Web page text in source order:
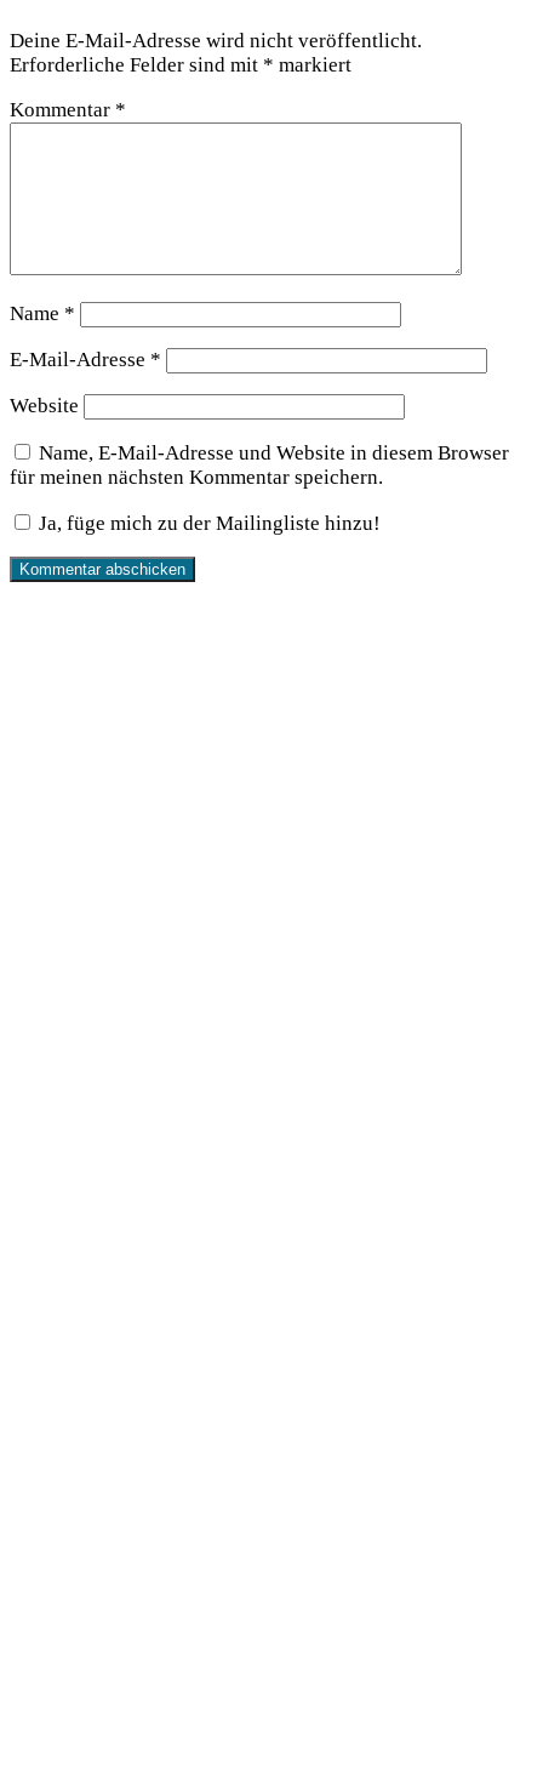
Deine E-Mail-Adresse wird nicht veröffentlicht.
Erforderliche Felder sind mit * markiert
Kommentar *
Name *
E-Mail-Adresse *
Website
Name, E-Mail-Adresse und Website in diesem Browser
für meinen nächsten Kommentar speichern.
Ja, füge mich zu der Mailingliste hinzu!